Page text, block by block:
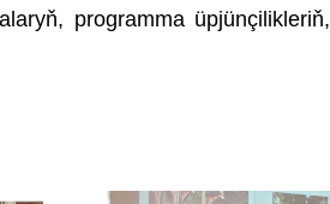
programma